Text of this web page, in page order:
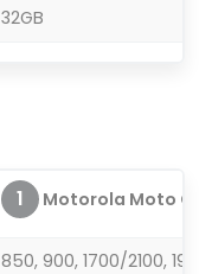
32GB
1 Motorola Moto
850, 900, 1700/2100,